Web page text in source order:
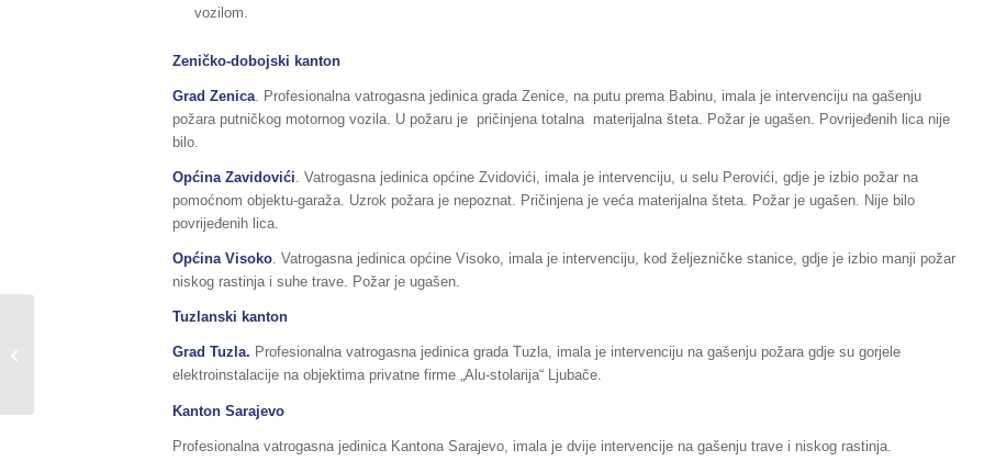
vozilom.
Zeničko-dobojski kanton
Grad Zenica. Profesionalna vatrogasna jedinica grada Zenice, na putu prema Babinu, imala je intervenciju na gašenju
požara putničkog motornog vozila. U požaru je pričinjena totalna materijalna šteta. Požar je ugašen. Povrijeđenih lica nije
bilo.
Općina Zavidovići. Vatrogasna jedinica općine Zvidovići, imala je intervenciju, u selu Perovići, gdje je izbio požar na
pomoćnom objektu-garaža. Uzrok požara je nepoznat. Pričinjena je veća materijalna šteta. Požar je ugašen. Nije bilo
povrijeđenih lica.
Općina Visoko. Vatrogasna jedinica općine Visoko, imala je intervenciju, kod željezničke stanice, gdje je izbio manji požar
niskog rastinja i suhe trave. Požar je ugašen.
Tuzlanski kanton
Grad Tuzla. Profesionalna vatrogasna jedinica grada Tuzla, imala je intervenciju na gašenju požara gdje su gorjele
elektroinstalacije na objektima privatne firme „Alu-stolarija“ Ljubače.
Kanton Sarajevo
Profesionalna vatrogasna jedinica Kantona Sarajevo, imala je dvije intervencije na gašenju trave i niskog rastinja.
u Federaciji BiH, za dane